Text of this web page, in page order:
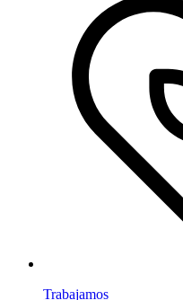
Trabajamos